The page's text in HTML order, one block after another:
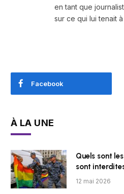
en tant que
sur ce qui lui tenait
Facebook
À LA UNE
Quels sont
sont
12 mai 2026